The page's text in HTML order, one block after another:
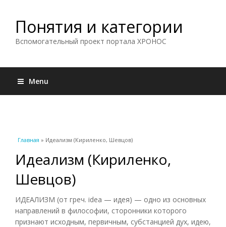
Понятия и категории
Вспомогательный проект портала ХРОНОС
Menu
Вы здесь
Главная » Идеализм (Кириленко, Шевцов)
Идеализм (Кириленко,
Шевцов)
ИДЕАЛИЗМ (от греч. idea — идея) — одно из основных
направлений в философии, сторонники которого
признают исходным, первичным, субстанцией дух, идею,